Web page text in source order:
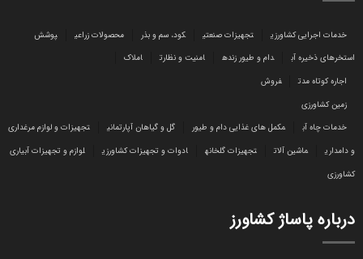
خدمات اجرایی کشاورزی تجهیزات صنعتی کود، سم و بذر محصولات زراعی
پوشش
استخرهای ذخیره آب
دام و طیور زنده امنیت و نظارت
املاک
اجاره کوتاه مدت
فروش
زمین کشاورزی
خدمات چاه آب
مکمل های غذایی دام و طیور گل و گیاهان آپارتمانی
تجهیزات و لوازم مرغداری
و دامداری
ماشین آلات تجهیزات گلخانه ادوات و تجهیزات کشاورزی
لوازم و تجهیزات آبیاری
کشاورزی
درباره پاساژ کشاورز